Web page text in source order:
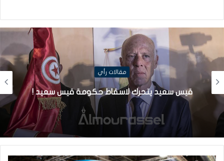
مقالات رأي
قيس سعيد يتحرك لاسقاط حكومة قيس سعيد !